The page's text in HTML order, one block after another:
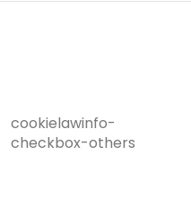
cookielawinfo-
checkbox-others